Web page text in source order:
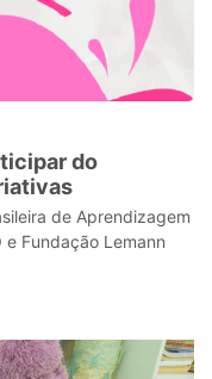
do
de Aprendizagem
e Fundação Lemann